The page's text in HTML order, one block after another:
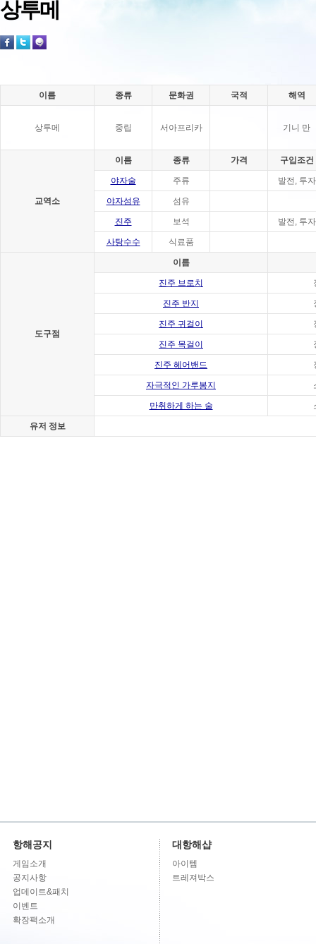
상투메
이름 종류 문화권 국적 해역
상투메 중립 서아프리카 기니 만
교역소
이름 종류 가격 구입조건
야자술 주류 발전, 투자
야자섬유 섬유
진주 보석 발전, 투자
사탕수수 식료품
도구점
이름
진주 브로치
진주 반지
진주 귀걸이
진주 목걸이
진주 헤어밴드
자극적인 가루봉지
만취하게 하는 술
유저 정보
항해공지
게임소개
공지사항
업데이트&패치
이벤트
확장팩소개
대항해샵
아이템
트레져박스